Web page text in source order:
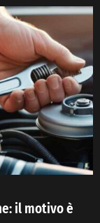
il motivo è